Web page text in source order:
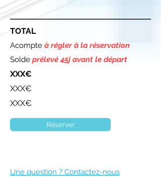
TOTAL
Acompte à régler à la réservation
Solde prélevé 45j avant le départ
XXX€
XXX€
XXX€
Réserver
Une question ? Contactez-nous